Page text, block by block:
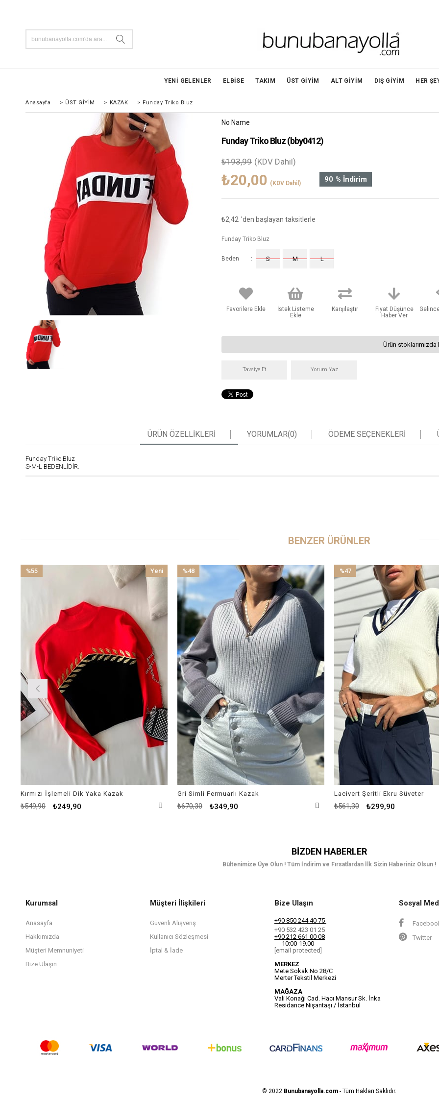
YENİ GELENLER ELBİSE TAKIM ÜST GİYİM ALT GİYİM DIŞ GİYİM HER
Anasayfa > ÜST GİYİM > KAZAK > Funday Triko Bluz
No Name
Funday Triko Bluz(bby0412)
%
90 İndirim
₺193,99 (KDV Dahil)
₺20,00 (KDV Dahil)
₺2,42 'den başlayan taksitlerle
Funday Triko Bluz
Beden : S M L
Favorilere Ekle
İstek Listeme
Ekle
Karşılaştır
Fiyat Düşünce
Haber Ver
Ürün stoklarımızda
Tavsiye Et Yorum Yaz
ÜRÜN ÖZELLIKLERI YORUMLAR(0) ÖDEME SEÇENEKLERI
Funday Triko Bluz
S-M-L BEDENLİDİR.
BENZER ÜRÜNLER
Kırmızı İşlemeli Dik Yaka Kazak
₺249,90
₺549,90
%55
Yeni
Gri Simli Fermuarlı Kazak
₺349,90
₺670,30
%48
İndirim
%48İndirim
Lacivert Şeritli Ekru Süveter
₺299,90
₺561,30
%47
İndirim
%47İndirim
BIZDEN HABERLER
Bültenimize Üye Olun ! Tüm İndirim ve Fırsatlardan İlk Sizin Haberiniz Olsun !
Kurumsal
Anasayfa
Hakkımızda
Müşteri Memnuniyeti
Bize Ulaşın
Müşteri İlişkileri
Güvenli Alışveriş
Kullanıcı Sözleşmesi
İptal & İade
Bize Ulaşın
+90 850 244 40 75
+90 532 423 01 25
+90 212 661 00 08
10:00-19.00
[email protected]
MERKEZ
Mete Sokak No 28/C
Merter Tekstil Merkezi
MAĞAZA
Vali Konağı Cad. Hacı Mansur Sk. İnka
Residance Nişantaşı / İstanbul
Sosyal
Twitter
© 2022 Bunubanayolla.com - Tüm Hakları Saklıdır.